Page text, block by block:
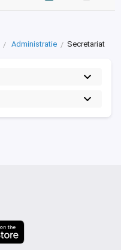
Administratie Secretariat